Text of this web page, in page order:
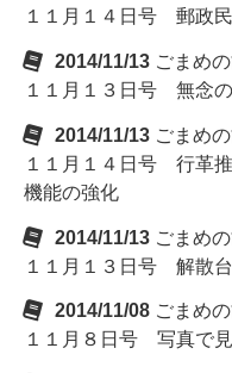
１１月１４日号 郵政
2014/11/13 ごまめ
１１月１３日号 無念
2014/11/13 ごまめ
１１月１４日号 行革
機能の強化
2014/11/13 ごまめ
１１月１３日号 解散
2014/11/08 ごまめ
１１月８日号 写真で